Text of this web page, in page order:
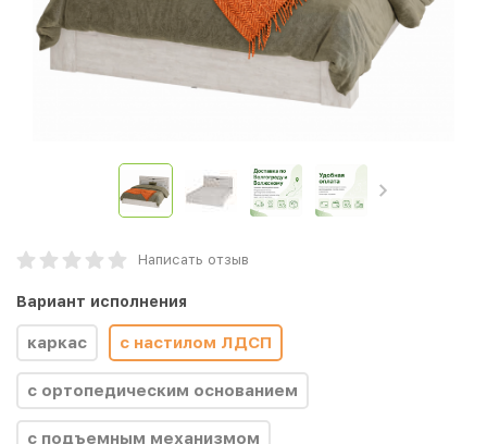
Написать отзыв
Вариант исполнения
каркас с настилом ЛДСП
с ортопедическим основанием
с подъемным механизмом